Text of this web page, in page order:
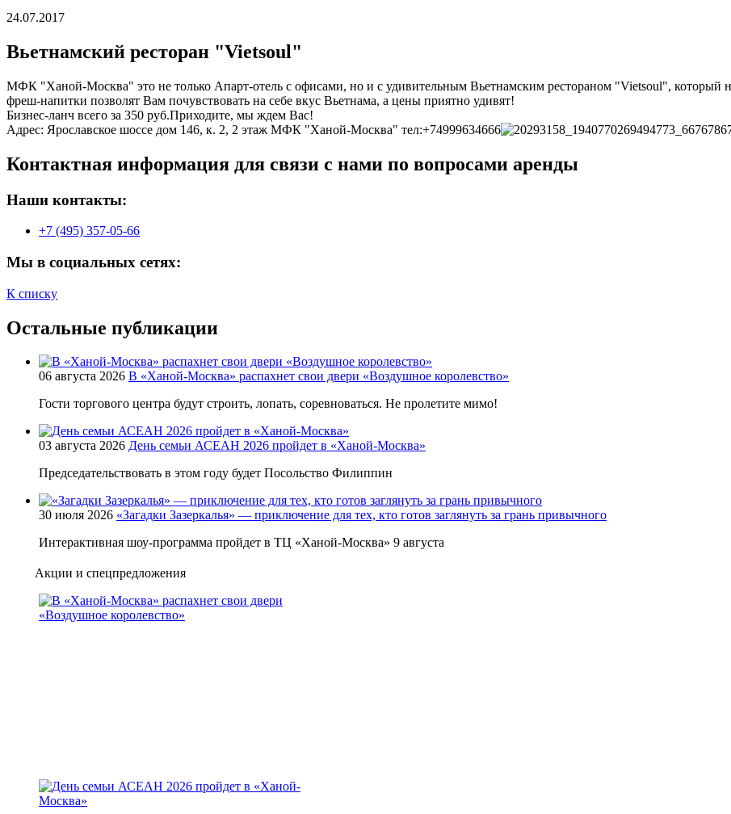
24.07.2017
Вьетнамский ресторан "Vietsoul"
МФК "Ханой-Москва" это не только Апарт-отель с офисами, но и с удивительным Вьетнамским рестораном "Vietsoul", который
фреш-напитки позволят Вам почувствовать на себе вкус Вьетнама, а цены приятно удивят!
Бизнес-ланч всего за 350 руб.Приходите, мы ждем Вас!
Адрес: Ярославское шоссе дом 146, к. 2, 2 этаж МФК "Ханой-Москва" тел:+74999634666
Контактная информация для связи с нами по вопросами аренды
Наши контакты:
+7 (495) 357-05-66
Мы в социальных сетях:
К списку
Остальные публикации
06 августа 2026 В «Ханой-Москва» распахнет свои двери «Воздушное королевство»
Гости торгового центра будут строить, лопать, соревноваться. Не пролетите мимо!
03 августа 2026 День семьи АСЕАН 2026 пройдет в «Ханой-Москва»
Председательствовать в этом году будет Посольство Филиппин
30 июля 2026 «Загадки Зазеркалья» — приключение для тех, кто готов заглянуть за грань привычного
Интерактивная шоу-программа пройдет в ТЦ «Ханой-Москва» 9 августа
Акции и спецпредложения